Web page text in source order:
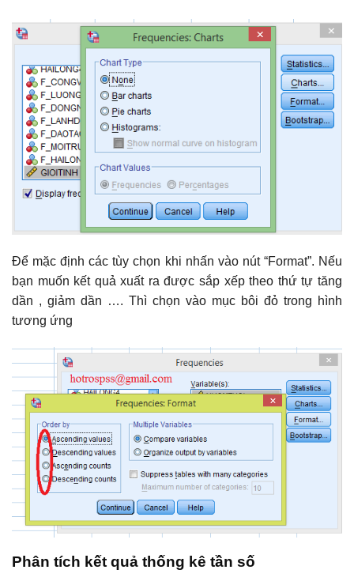
Để mặc định các tùy chọn khi nhấn vào nút “Format”. Nếu
bạn muốn kết quả xuất ra được sắp xếp theo thứ tự tăng
dần , giảm dần …. Thì chọn vào mục bôi đỏ trong hình
tương ứng
Phân tích kết quả thống kê tần số